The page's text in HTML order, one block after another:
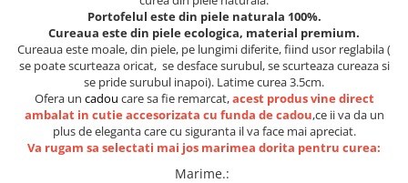
Lenjerii de pat pentru copii
Cadouri Cuplu
Fashion
Pijamale de CRACIUN
Pijamale de dama
Pijamale de barbati
Halate si capoate
Portofelul este din piele naturala 100%.
Cureaua este din piele ecologica, material premium.
Cureaua este moale, din piele, pe lungimi diferite, fiind usor reglabila (
se poate scurteaza oricat, se desface surubul, se scurteaza cureaza si
se pride surubul inapoi). Latime curea 3.5cm.
Ofera un cadou care sa fie remarcat,acest produs vine direct
ambalat in cutie accesorizata cu funda de cadou,ce ii va da un
plus de eleganta care cu siguranta il va face mai apreciat.
Va rugam sa selectati mai jos marimea dorita pentru curea:
Marime.: